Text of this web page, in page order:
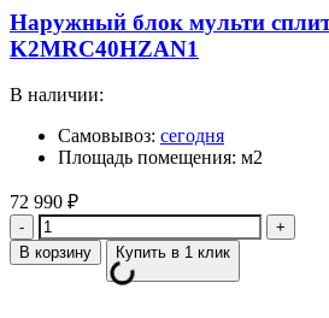
Наружный блок мульти
K2MRC40HZAN1
В наличии:
Самовывоз: сегодня
Площадь помещения: м2
72 990 ₽
Количество
В корзину Купить в 1 клик